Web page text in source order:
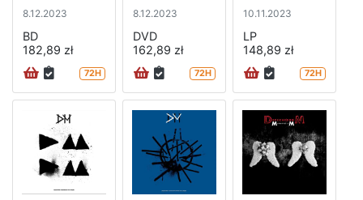
8.12.2023
BD
182,89 zł
72H
8.12.2023
DVD
162,89 zł
72H
10.11.2023
LP
148,89 zł
72H